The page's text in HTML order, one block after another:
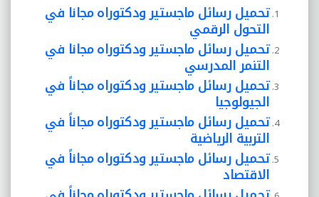
تحميل رسائل ماجستير ودكتوراه مجانا في
التحول الرقمي
تحميل رسائل ماجستير ودكتوراه مجانا في
التنمر المدرسي
تحميل رسائل ماجستير ودكتوراه مجاناً في
الجيولوجيا
تحميل رسائل ماجستير ودكتوراه مجاناً في
التربية الرياضية
تحميل رسائل ماجستير ودكتوراه مجاناً في
الاقتصاد